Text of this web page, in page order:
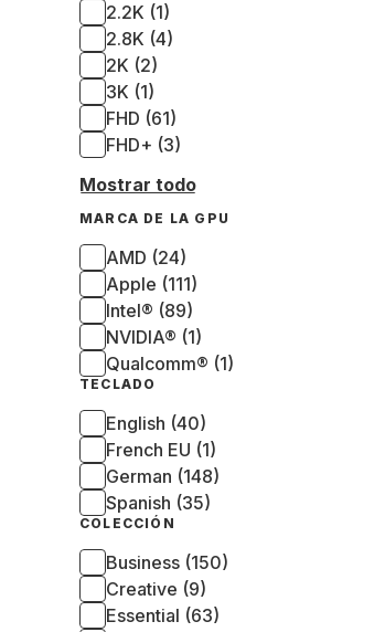
2.2K (1)
2.8K (4)
2K (2)
3K (1)
FHD (61)
FHD+ (3)
Mostrar todo
MARCA DE LA GPU
AMD (24)
Apple (111)
Intel® (89)
NVIDIA® (1)
Qualcomm® (1)
TECLADO
English (40)
French EU (1)
German (148)
Spanish (35)
COLECCIÓN
Business (150)
Creative (9)
Essential (63)